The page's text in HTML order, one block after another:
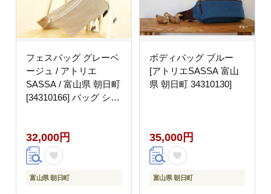
フェスバッグ グレーベ
ージュ / アトリエ
SASSA / 富山県 朝日町
[34310166] バッグ シン
レザー 帆布
32,000円
富山県 朝日町
ボディバッグ ブルー
[アトリエSASSA 富山
県 朝日町 34310130]
35,000円
富山県 朝日町